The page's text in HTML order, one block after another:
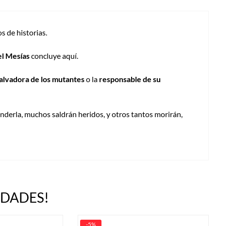
de historias.
Mesíasconcluye aquí.
de los mutanteso la responsable de su
muchos saldrán heridos, y otros tantos morirán,
-5%